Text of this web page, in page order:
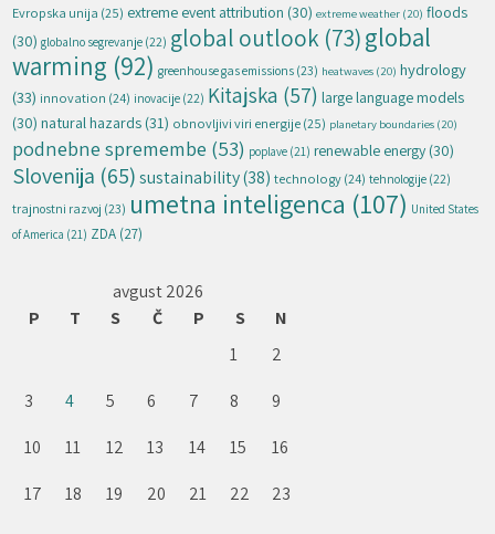
Evropska unija (25) extreme event attribution (30) extreme weather (20) floods
(30) globalno segrevanje (22) global outlook (73)global
warming (92) greenhouse gas emissions (23) heatwaves (20) hydrology
(33) innovation (24) inovacije (22) Kitajska (57) large language models
(30) natural hazards (31) obnovljivi viri energije(25) planetary boundaries (20)
podnebne spremembe (53) poplave (21) renewable energy (30)
Slovenija (65) sustainability(38) technology(24) tehnologije (22)
trajnostni razvoj (23) umetna inteligenca (107) United States
of America (21) ZDA (27)
avgust 2026
P
T S Č P S
N
1
2
3
4 5 6 7 8
9
10
11 12 13 14 15
16
17
18 19 20 21 22
23